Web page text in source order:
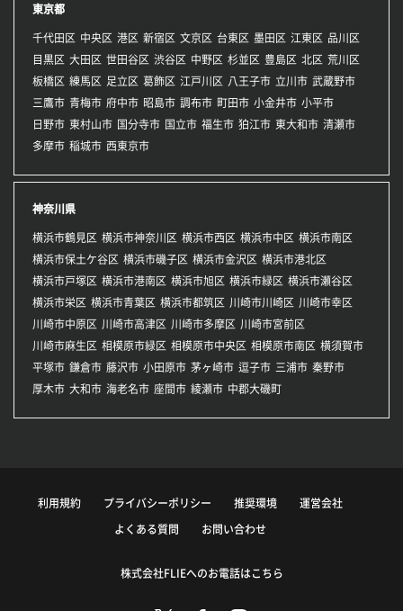
東京都
千代田区 中央区 港区 新宿区 文京区 台東区 墨田区 江東区 品川区
目黒区 大田区 世田谷区 渋谷区 中野区 杉並区 豊島区 北区 荒川区
板橋区 練馬区 足立区 葛飾区 江戸川区 八王子市 立川市 武蔵野市
三鷹市 青梅市 府中市 昭島市 調布市 町田市 小金井市 小平市
日野市 東村山市 国分寺市 国立市 福生市 狛江市 東大和市 清瀬市
多摩市 稲城市 西東京市
神奈川県
横浜市鶴見区 横浜市神奈川区 横浜市西区 横浜市中区 横浜市南区
横浜市保土ケ谷区 横浜市磯子区 横浜市金沢区 横浜市港北区
横浜市戸塚区 横浜市港南区 横浜市旭区 横浜市緑区 横浜市瀬谷区
横浜市栄区 横浜市青葉区 横浜市都筑区 川崎市川崎区 川崎市幸区
川崎市中原区 川崎市高津区 川崎市多摩区 川崎市宮前区
川崎市麻生区 相模原市緑区 相模原市中央区 相模原市南区 横須賀市
平塚市 鎌倉市 藤沢市 小田原市 茅ヶ崎市 逗子市 三浦市 秦野市
厚木市 大和市 海老名市 座間市 綾瀬市 中郡大磯町
利用規約 プライバシーポリシー 推奨環境 運営会社
よくある質問 お問い合わせ
株式会社FLIEへのお電話はこちら